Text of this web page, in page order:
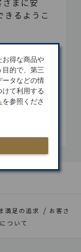
きるようこ
満足の追求
お客さ
ついて
お得な商品や
的で、第三
ータなどの情
て利用する
を参照くださ